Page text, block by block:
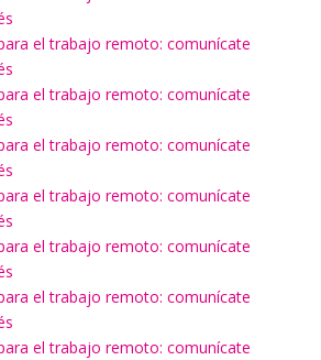
el trabajo remoto: comunícate
el trabajo remoto: comunícate
el trabajo remoto: comunícate
el trabajo remoto: comunícate
el trabajo remoto: comunícate
el trabajo remoto: comunícate
el trabajo remoto: comunícate